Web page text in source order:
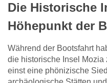
Die Historische
Höhepunkt der
Während der Bootsfahrt
die historische Insel
einst eine phönizische